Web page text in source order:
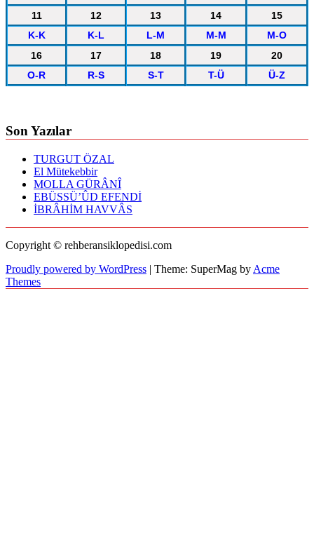
11
12 13 14
15
K-K
K-L L-M M-M
M-O
16
17 18 19
20
O-R
R-S S-T T-Ü Ü-Z
Son Yazılar
TURGUT ÖZAL
El Mütekebbir
MOLLA GÜRÂNÎ
EBÜSSÜ’ÛD EFENDİ
İBRÂHİM HAVVÂS
Copyright © rehberansiklopedisi.com
Proudly powered by WordPress | Theme: SuperMag by Acme
Themes